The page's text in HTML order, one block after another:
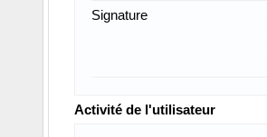
Signature
Activité de l'utilisateur